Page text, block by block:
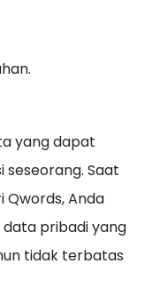
yang dapat
seseorang. Saat
Qwords, Anda
pribadi yang
tidak terbatas